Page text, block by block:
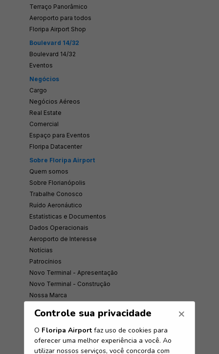
Dados Operacionais
Aeroporto de Interesse
Patrocínios
Novo Terminal - Apresentação
Novo Terminal - Construção
Nossa Marca
Terraço Panorâmico
Aeroporto para todos
Floripa Airport Shop
Boulevard 14/32
Boulevard 14/32
Eventos
Negócios
Cargo
Negócios Aéreos
Real Estate
Comercial
Espaço para Eventos
Floripa Datacenter
Sobre Floripa Airport
Quem somos
Sobre Florianópolis
Trabalhe Conosco
Ruído Aeronáutico
Estatísticas e Documentos
Dados Operacionais
Aeroporto de Interesse
Notícias
Patrocínios
Novo Terminal - Apresentação
Novo Terminal - Construção
Nossa Marca
Ouvidoria
Canal Denúncias/Compliance
Demonstrações Financeiras